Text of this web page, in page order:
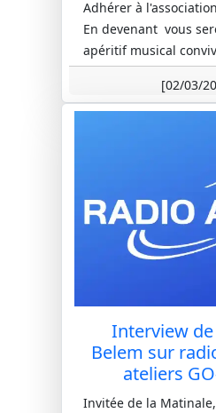
Adhérer à
En devenant vous
apéritif musical
nous pourrons
[02/03/
Interview
Belem sur
ateliers
Invitée de la